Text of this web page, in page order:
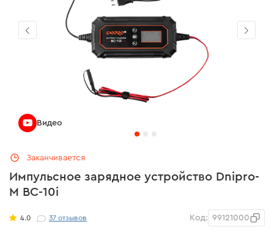
Импульсное зарядное устройство Dnipro-
M BC-10i
4.0 37отзывов Код: 99121000
Заканчивается
Видео